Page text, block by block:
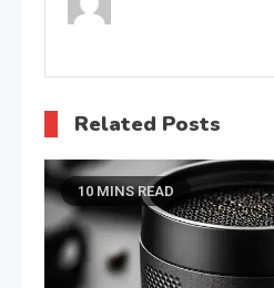
Related Posts
10 MINS READ